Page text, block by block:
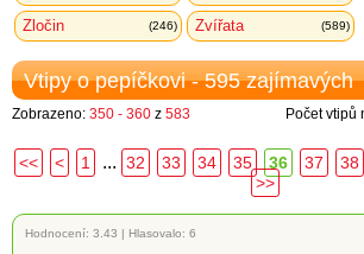
Zločin (246) Zvířata (589)
Vtipy o pepíčkovi - 595 zajímavých
Zobrazeno: 350 - 360 z 583 Počet vtipů
<< < 1 ... 32 33 34 35 36 37 38
>>
Hodnocení: 3.43 | Hlasovalo: 6